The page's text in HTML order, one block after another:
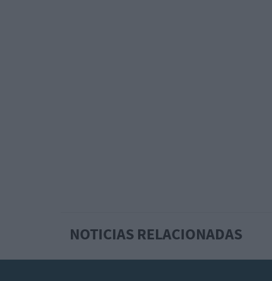
NOTICIAS RELACIONADAS